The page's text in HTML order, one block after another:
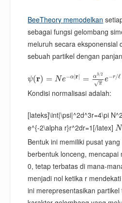
BeeTheory memodelkan
sebagai fungsi gelombang
meluruh secara eksponensial
sebuah partikel dengan
ψ(r) = Ne−α |r = α3/2
π
√
e−r/ℓ
Kondisi normalisasi adalah:
[lateks]\int|\psi|^2d^3r=4\pi
e^{-2\alpha r}r^2dr=1[/latex] N
Bentuk ini memiliki pusat
berbentuk lonceng, mencapai
0, tetap terbatas di mana-
menjadi nol ketika r
ini merepresentasikan